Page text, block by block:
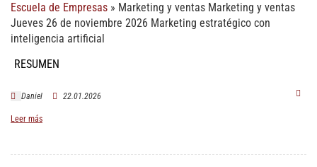
Escuela de Empresas » Marketing y ventas Marketing y ventas
Jueves 26 de noviembre 2026 Marketing estratégico con
inteligencia artificial
RESUMEN
Daniel 22.01.2026
Leer más